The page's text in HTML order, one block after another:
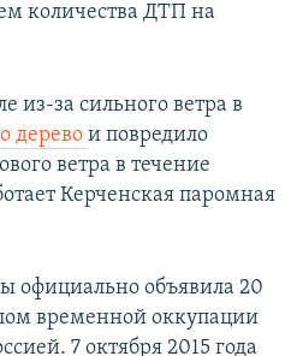
количества ДТП на
из-за сильного ветра в
дерево и повредило
ветра в течение
Керченская паромная
официально объявила 20
временной оккупации
7 октября 2015 года